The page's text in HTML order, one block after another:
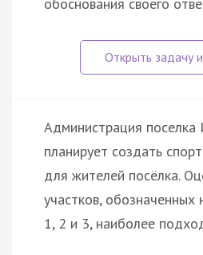
Администрация поселка
планирует создать
для жителей посёлка.
участков,
1, 2 и 3, наиболее